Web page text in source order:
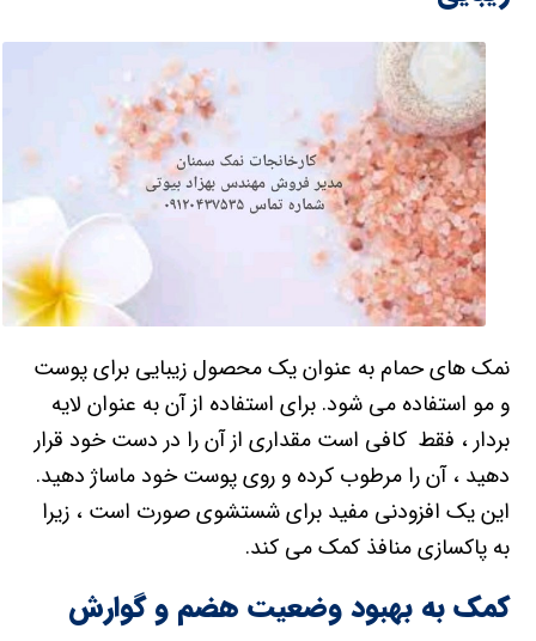
نمک های حمام به عنوان یک محصول زیبایی برای پوست
و مو استفاده می شود. برای استفاده از آن به عنوان لایه
بردار ، فقط کافی است مقداری از آن را در دست خود قرار
دهید ، آن را مرطوب کرده و روی پوست خود ماساژ دهید.
این یک افزودنی مفید برای شستشوی صورت است ، زیرا
به پاکسازی منافذ کمک می کند.
کمک به بهبود وضعیت هضم و گوارش